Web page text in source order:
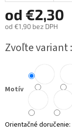
od €2,30
od €1,90 bez DPH
cena:
Zvoľte variant
Motív
Orientačné doručenie: